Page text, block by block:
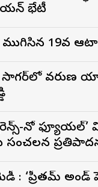
భేటీ
19వ
సాగ‌ర్‌లో వరుణ
నో ఫ్యూయల్’
సంచలన
: ‘ప్రీతమ్ అండ్